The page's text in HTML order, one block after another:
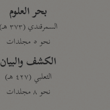
بحر العلوم
السمرقندي (٣٧٣ هـ)
نحو ٥ مجلدات
الكشف والبيان
الثعلبي (٤٢٧ هـ)
نحو ٨ مجلدات